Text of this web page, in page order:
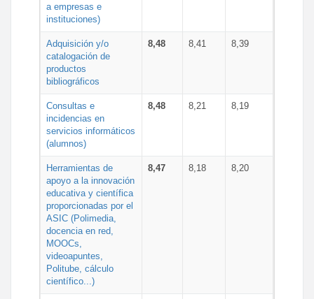
a empresas e
instituciones)
Adquisición y/o
catalogación de
productos
bibliográficos
8,48 8,41 8,39
Consultas e
incidencias en
servicios informáticos
(alumnos)
8,48 8,21 8,19
Herramientas de
apoyo a la innovación
educativa y científica
proporcionadas por el
ASIC (Polimedia,
docencia en red,
MOOCs,
videoapuntes,
Politube, cálculo
científico...)
8,47 8,18 8,20